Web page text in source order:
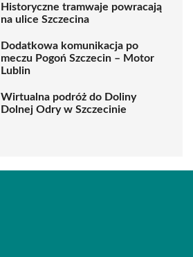
Historyczne tramwaje powracają
na ulice Szczecina
Dodatkowa komunikacja po
meczu Pogoń Szczecin – Motor
Lublin
Wirtualna podróż do Doliny
Dolnej Odry w Szczecinie